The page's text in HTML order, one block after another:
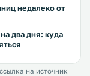
недалеко от
два дня: куда
на источник